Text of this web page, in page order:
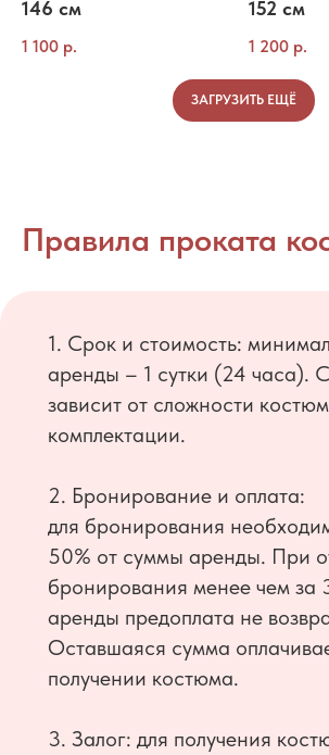
146 см
1 100 р.
152 см
1 200 р.
ЗАГРУЗИТЬ ЕЩЁ
Правила проката
1. Срок и стоимость:
аренды – 1 сутки (24 часа).
зависит от сложности
комплектации.
2. Бронирование и оплата:
для бронирования
50% от суммы аренды. При
бронирования менее чем за
аренды предоплата не
Оставшаяся сумма
получении костюма.
3. Залог: для получения